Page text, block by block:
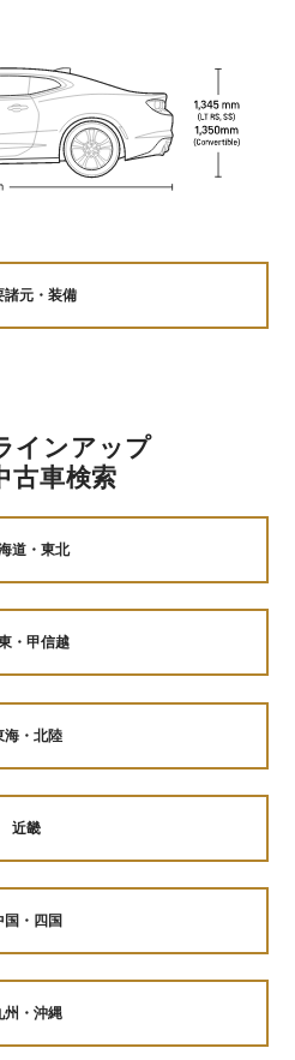
諸元・装備
インアップ
古車検索
道・東北
・甲信越
海・北陸
近畿
国・四国
州・沖縄